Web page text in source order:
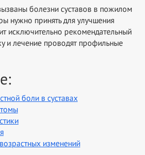
болезни суставов в пожилом
нужно принять для улучшения
исключительно рекомендательный
и лечение проводят профильные
боли в суставах
изменений